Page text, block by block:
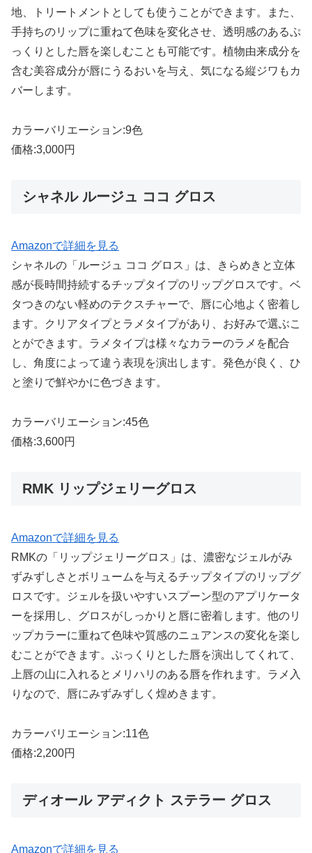
地、トリートメントとしても使うことができます。また、
手持ちのリップに重ねて色味を変化させ、透明感のあるぷ
っくりとした唇を楽しむことも可能です。植物由来成分を
含む美容成分が唇にうるおいを与え、気になる縦ジワもカ
バーします。
カラーバリエーション:9色
価格:3,000円
シャネル ルージュ ココ グロス
Amazonで詳細を見る
シャネルの「ルージュ ココ グロス」は、きらめきと立体
感が長時間持続するチップタイプのリップグロスです。ベ
タつきのない軽めのテクスチャーで、唇に心地よく密着し
ます。クリアタイプとラメタイプがあり、お好みで選ぶこ
とができます。ラメタイプは様々なカラーのラメを配合
し、角度によって違う表現を演出します。発色が良く、ひ
と塗りで鮮やかに色づきます。
カラーバリエーション:45色
価格:3,600円
RMK リップジェリーグロス
Amazonで詳細を見る
RMKの「リップジェリーグロス」は、濃密なジェルがみ
ずみずしさとボリュームを与えるチップタイプのリップグ
ロスです。ジェルを扱いやすいスプーン型のアプリケータ
ーを採用し、グロスがしっかりと唇に密着します。他のリ
ップカラーに重ねて色味や質感のニュアンスの変化を楽し
むことができます。ぷっくりとした唇を演出してくれて、
上唇の山に入れるとメリハリのある唇を作れます。ラメ入
りなので、唇にみずみずしく煌めきます。
カラーバリエーション:11色
価格:2,200円
ディオール アディクト ステラー グロス
Amazonで詳細を見る